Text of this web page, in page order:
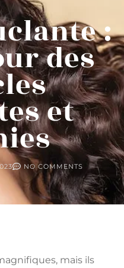
:
des
et
NO COMMENTS
mais ils